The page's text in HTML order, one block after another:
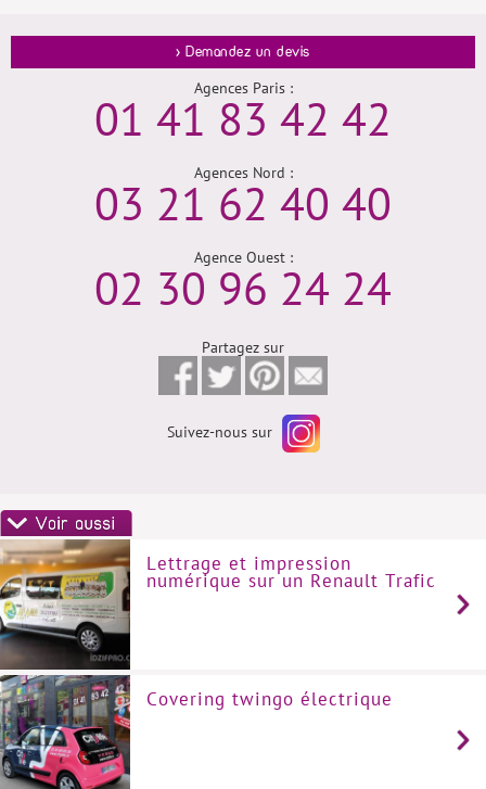
> Demandez un devis
Agences Paris :
01 41 83 42 42
Agences Nord :
03 21 62 40 40
Agence Ouest :
02 30 96 24 24
Partagez sur
Suivez-nous sur
Lettrage et impression
numérique sur un Renault Trafic
Covering twingo électrique